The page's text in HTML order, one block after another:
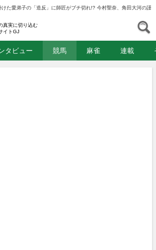
けた愛弟子の「造反」に師匠がブチ切れ!? 今村聖奈、角田大河の
真実に切り込む
イトGJ
タビュー 競馬 麻雀 連載